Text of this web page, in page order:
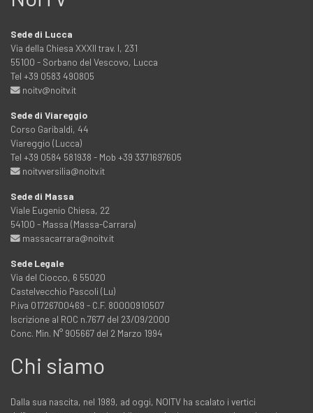
Sede di Lucca
Via della Chiesa XXXII trav. I, 231
55100 - Sorbano del Vescovo, Lucca
Tel +39 0583 490805
noitv@noitv.it
Sede di Viareggio
Corso Garibaldi, 44
Viareggio (Lucca)
Tel +39 0584 581938 - Mob +39 3371697605
noitvversilia@noitv.it
Sede di Massa
Viale Eugenio Chiesa, 22
54100 - Massa (Massa-Carrara)
massacarrara@noitv.it
Sede Legale
Via del Ciocco, 6 55020
Castelvecchio Pascoli (Lu)
P.iva 01726700469 - C.F. 80000910507
Iscrizione al ROC n.7677 del 23/09/2000
Conc. Min. N° 905667 del 2 Marzo 1994
Chi siamo
Dalla sua nascita, nel 1989, ad oggi, NOITV ha scalato i vertici